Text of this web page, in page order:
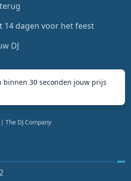
14 dagen voor het feest
DJ
binnen 30 seconden jouw prijs
| The DJ Company